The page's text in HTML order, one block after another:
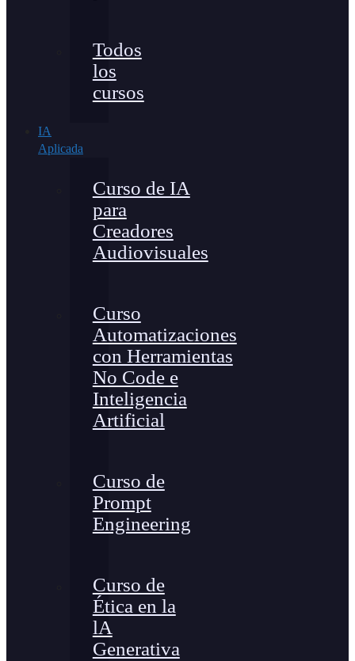
Todos
los
cursos
IA
Aplicada
Curso de IA
para
Creadores
Audiovisuales
Curso
Automatizaciones
con Herramientas
No Code e
Inteligencia
Artificial
Curso de
Prompt
Engineering
Curso de
Ética en la
lA
Generativa